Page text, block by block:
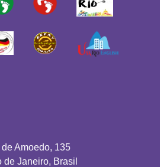
Amoedo, 135
de Janeiro, Brasil